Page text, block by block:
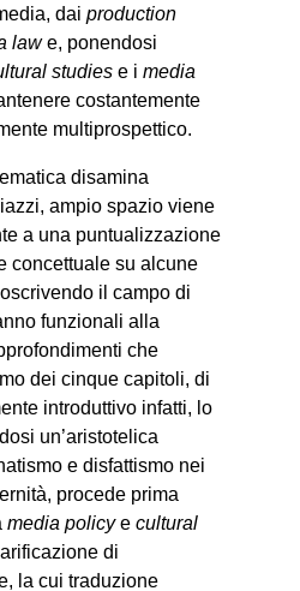
daiproduction
lawe, ponendosi
studies e imedia
costantemente
multiprospettico.
disamina
ampio spazio viene
a una puntualizzazione
concettuale su alcune
il campo di
funzionali alla
che
dei cinque capitoli, di
introduttivo infatti, lo
un’aristotelica
e disfattismo nei
procede prima
media policyecultural
di
la cui traduzione